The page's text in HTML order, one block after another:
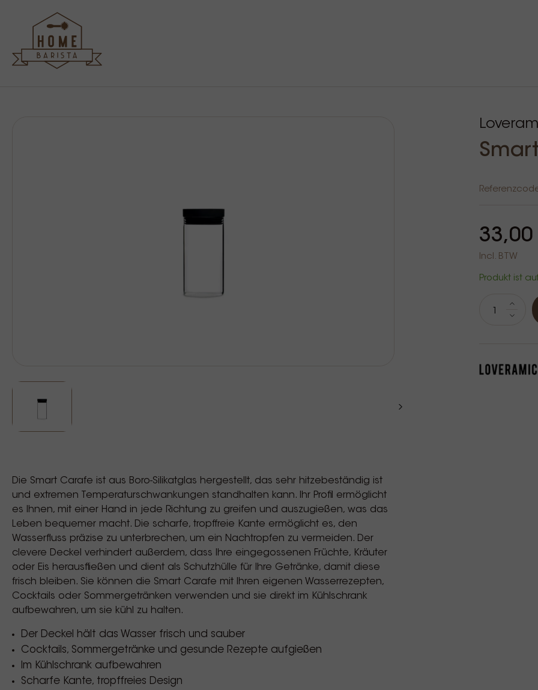
Die Smart Carafe ist aus Boro-Silikatglas hergestellt, das sehr hitzebeständig ist
und extremen Temperaturschwankungen standhalten kann. Ihr Profil ermöglicht
es Ihnen, mit einer Hand in jede Richtung zu greifen und auszugießen, was das
Leben bequemer macht. Die scharfe, tropffreie Kante ermöglicht es, den
Wasserfluss präzise zu unterbrechen, um ein Nachtropfen zu vermeiden. Der
clevere Deckel verhindert außerdem, dass Ihre eingegossenen Früchte, Kräuter
oder Eis herausfließen und dient als Schutzhülle für Ihre Getränke, damit diese
frisch bleiben. Sie können die Smart Carafe mit Ihren eigenen Wasserrezepten,
Cocktails oder Sommergetränken verwenden und sie direkt im Kühlschrank
aufbewahren, um sie kühl zu halten.
Der Deckel hält das Wasser frisch und sauber
Cocktails, Sommergetränke und gesunde Rezepte aufgießen
Im Kühlschrank aufbewahren
Scharfe Kante, tropffreies Design
33,00
Incl. BTW
Produkt ist